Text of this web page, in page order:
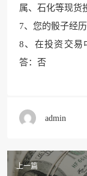
属、石化等现货
7、您的骰子经
8、在投资交易
答：否
admin
上一篇